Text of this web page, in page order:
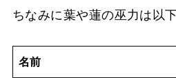
ちなみに葉や蓮の巫力は以
名前